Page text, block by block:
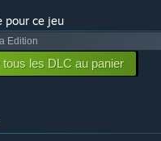
pour ce jeu
Edition
tous les DLC au panier